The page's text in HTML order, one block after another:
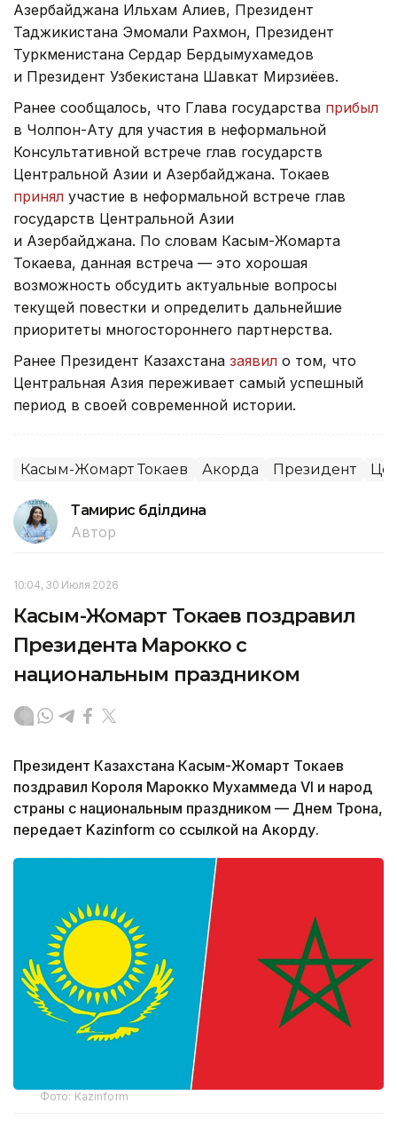
Азербайджана Ильхам Алиев, Президент
Таджикистана Эмомали Рахмон, Президент
Туркменистана Сердар Бердымухамедов
и Президент Узбекистана Шавкат Мирзиёев.
Ранее сообщалось, что Глава государства прибыл
в Чолпон-Ату для участия в неформальной
Консультативной встрече глав государств
Центральной Азии и Азербайджана. Токаев
принял участие в неформальной встрече глав
государств Центральной Азии
и Азербайджана. По словам Касым-Жомарта
Токаева, данная встреча — это хорошая
возможность обсудить актуальные вопросы
текущей повестки и определить дальнейшие
приоритеты многостороннего партнерства.
Ранее Президент Казахстана заявил о том, что
Центральная Азия переживает самый успешный
период в своей современной истории.
Касым-Жомарт Токаев Акорда Президент
Тамирис Әбділдина
Автор
10:04, 30 Июля 2026
Касым-Жомарт Токаев поздравил
Президента Марокко с
национальным праздником
Президент Казахстана Касым-Жомарт Токаев
поздравил Короля Марокко Мухаммеда VI и народ
страны с национальным праздником — Днем Трона,
передает Kazinform со ссылкой на Акорду.
Фото: Kazinform